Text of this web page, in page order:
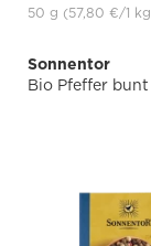
50 g (57,80 €/1
Sonnentor
Bio Pfeffer bunt